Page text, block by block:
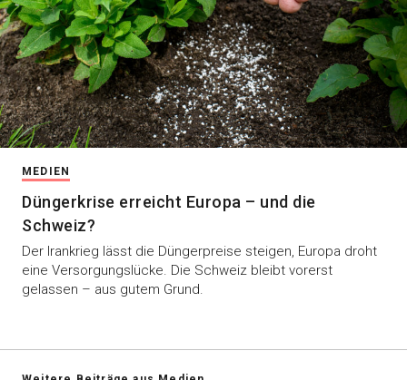
MEDIEN
Düngerkrise erreicht Europa – und die
Schweiz?
Der Irankrieg lässt die Düngerpreise steigen, Europa droht
eine Versorgungslücke. Die Schweiz bleibt vorerst
gelassen – aus gutem Grund.